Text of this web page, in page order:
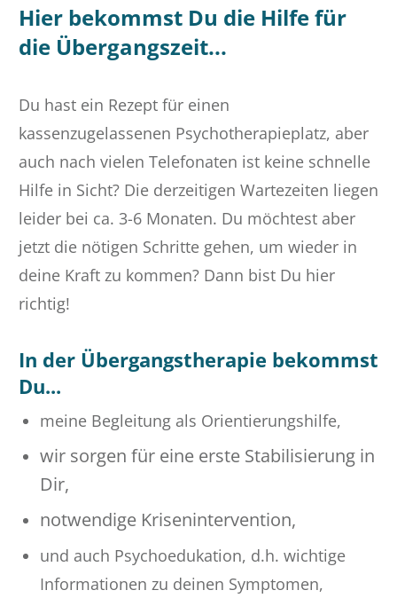
Hier bekommst Du die Hilfe für
die Übergangszeit...
Du hast ein Rezept für einen
kassenzugelassenen Psychotherapieplatz, aber
auch nach vielen Telefonaten ist keine schnelle
Hilfe in Sicht? Die derzeitigen Wartezeiten liegen
leider bei ca. 3-6 Monaten. Du möchtest aber
jetzt die nötigen Schritte gehen, um wieder in
deine Kraft zu kommen? Dann bist Du hier
richtig!
In der Übergangstherapie bekommst
Du...
meine Begleitung als Orientierungshilfe,
wir sorgen für eine erste Stabilisierung in
Dir,
notwendige Krisenintervention,
und auch Psychoedukation, d.h. wichtige
Informationen zu deinen Symptomen,